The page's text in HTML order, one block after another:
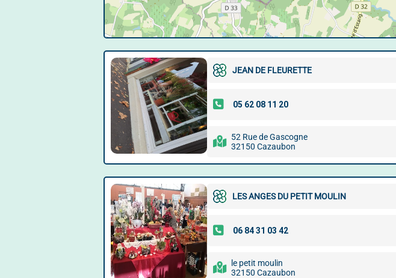
JEAN DE FLEURETTE
52 Rue de Gascogne
32150 Cazaubon
LES ANGES DU PETIT MOULIN
le petit moulin
32150 Cazaubon